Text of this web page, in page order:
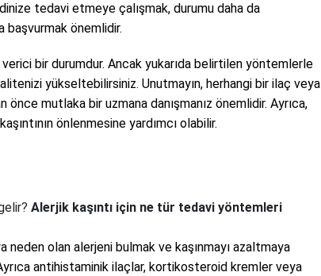
tedavi etmeye çalışmak, durumu daha da
başvurmak önemlidir.
verici bir durumdur. Ancak yukarıda belirtilen yöntemlerle
yükseltebilirsiniz. Unutmayın, herhangi bir ilaç veya
mutlaka bir uzmana danışmanız önemlidir. Ayrıca,
önlenmesine yardımcı olabilir.
Alerjik kaşıntı için ne tür tedavi yöntemleri
neden olan alerjeni bulmak ve kaşınmayı azaltmaya
antihistaminik ilaçlar, kortikosteroid kremler veya